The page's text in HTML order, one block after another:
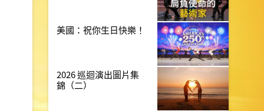
美國：祝你生日快樂！
2026 巡迴演出圖片集
錦（二）